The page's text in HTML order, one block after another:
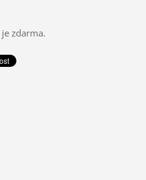
zdarma.